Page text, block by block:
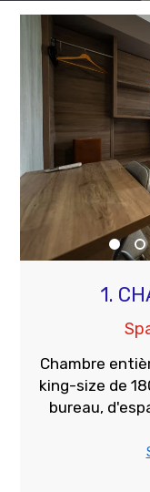
1.
Chambre
king-size de
bureau,